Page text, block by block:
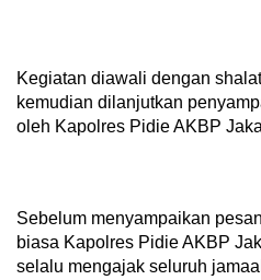
Kegiatan diawali dengan
kemudian dilanjutkan
oleh Kapolres Pidie AKBP
Sebelum menyampaikan
biasa Kapolres Pidie AKBP
selalu mengajak seluruh